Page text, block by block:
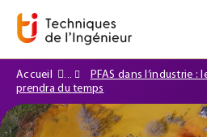
Accueil
PFAS dans l’industrie :
prendra du temps